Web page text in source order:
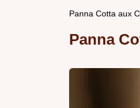
Panna Cotta aux
Panna